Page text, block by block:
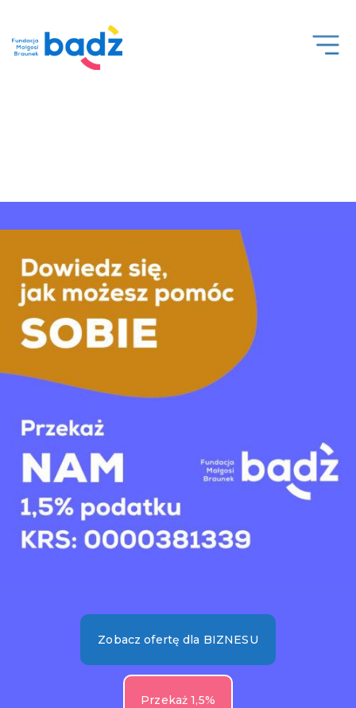
Zobacz ofertę dla BIZNESU
Przekaż 1,5%